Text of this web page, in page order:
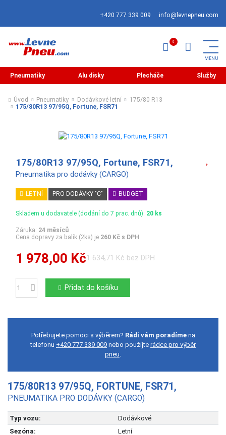
+420 777 339 009 info@levnepneu.com
Pneumatiky Alu disky Plecháče Služby
Úvod Pneumatiky Dodávkové letní
175/80 R13
175/80R13 97/95Q, Fortune, FSR71
175/80R13 97/95Q, Fortune, FSR71,
Pneumatika pro dodávky (CARGO)
LETNÍ PRO DODÁVKY "C" BUDGET
Skladem u dodavatele (dodání do 7 prac. dnů): 20 ks
Záruka: 24 měsíců
Cena dopravy za balík (2ks) je 260 Kč s DPH
1 978,00 Kč1 634,71 Kč bez DPH
Počet Přidat do košíku
Potřebujete pomoci s výběrem? Rádi vám poradímena
telefonu +420 777 339 009 nebo použijte rádce pro výběr
pneu.
175/80R13 97/95Q, FORTUNE, FSR71,
PNEUMATIKA PRO DODÁVKY (CARGO)
Typ vozu:
Dodávkové
Sezóna:
Letní